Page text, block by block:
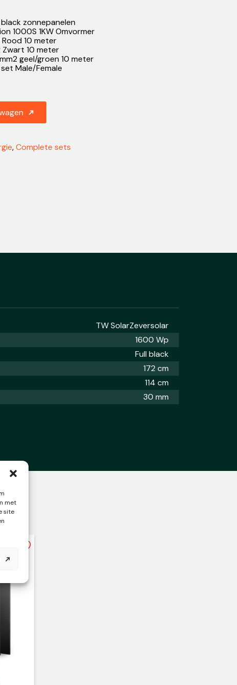
met
site
zonnepanelen
1000S 1KW Omvormer
10 meter
Zwart 10 meter
geel/groen 10 meter
Male/Female
,Complete sets
TW SolarZeversolar
1600 Wp
Full black
172 cm
114 cm
30 mm